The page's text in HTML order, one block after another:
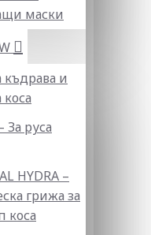
маски
къдрава и
За руса
HYDRA –
грижа за
коса